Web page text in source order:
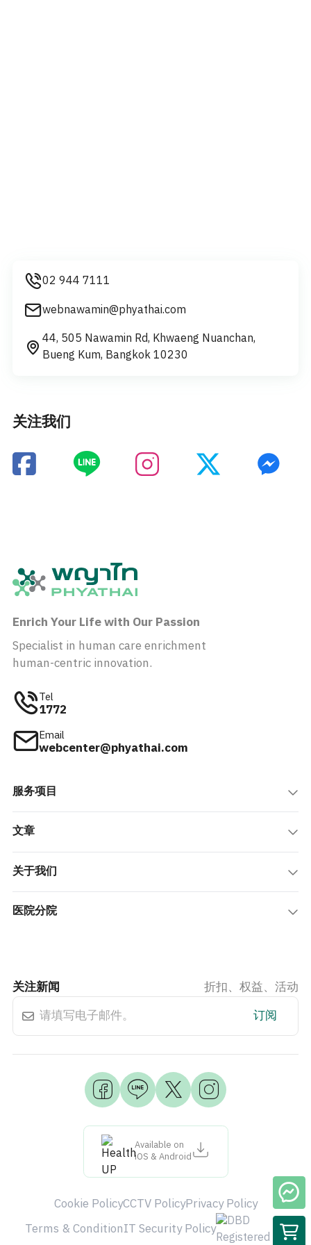
02 944 7111
webnawamin@phyathai.com
44, 505 Nawamin Rd, Khwaeng Nuanchan,
Bueng Kum, Bangkok 10230
关注我们
Enrich Your Life with Our Passion
Specialist in human care enrichment
human-centric innovation.
Tel
1772
Email
webcenter@phyathai.com
服务项目
文章
关于我们
医院分院
Available on
iOS & Android
关注新闻
折扣、权益、活动
订阅
Cookie PolicyCCTV PolicyPrivacy Policy
Terms & ConditionIT Security Policy